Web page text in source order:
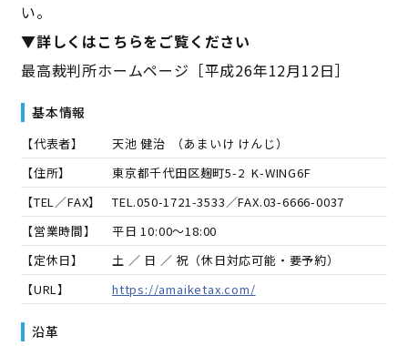
い。
▼詳しくはこちらをご覧ください
最高裁判所ホームページ［平成26年12月12日］
基本情報
【代表者】 天池 健治 （あまいけ けんじ）
【住所】
東京都千代田区麹町5-2 K-WING6F
【TEL／FAX】
TEL.050-1721-3533／FAX.03-6666-0037
【営業時間】
平日 10:00～18:00
【定休日】
土 ／ 日 ／ 祝（休日対応可能・要予約）
【URL】
https://amaiketax.com/
沿革